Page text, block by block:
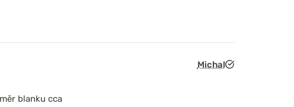
Michal
blanku cca